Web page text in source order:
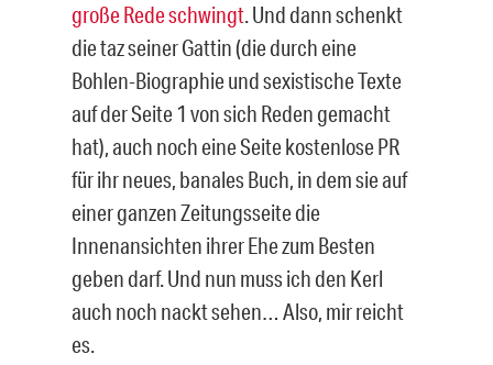
große Rede schwingt. Und dann schenkt
die taz seiner Gattin (die durch eine
Bohlen-Biographie und sexistische Texte
auf der Seite 1 von sich Reden gemacht
hat), auch noch eine Seite kostenlose PR
für ihr neues, banales Buch, in dem sie auf
einer ganzen Zeitungsseite die
Innenansichten ihrer Ehe zum Besten
geben darf. Und nun muss ich den Kerl
auch noch nackt sehen… Also, mir reicht
es.